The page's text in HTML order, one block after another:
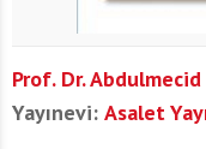
Prof. Dr.
Yayınevi: Asalet